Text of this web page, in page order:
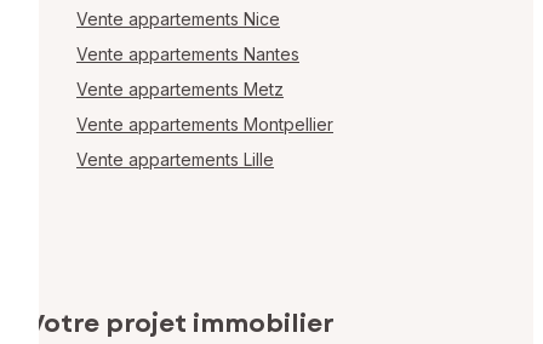
Vente appartements Nice
Vente appartements Nantes
Vente appartements Metz
Vente appartements Montpellier
Vente appartements Lille
Votre projet immobilier